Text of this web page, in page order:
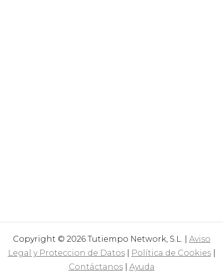
Copyright © 2026 Tutiempo Network, S.L. | Aviso
Legal y Proteccion de Datos| Política de Cookies|
Contáctanos| Ayuda